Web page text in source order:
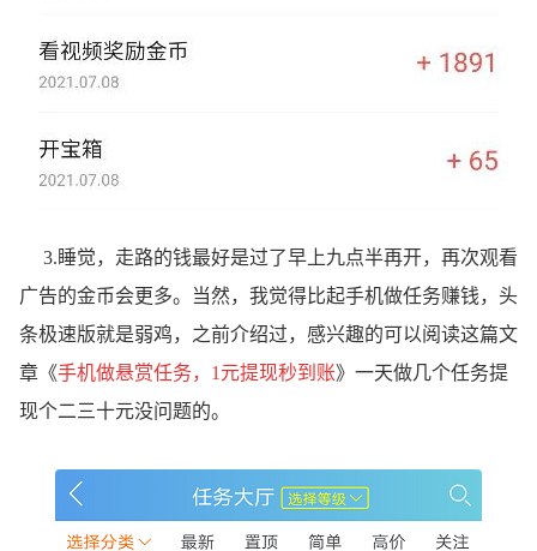
3.睡觉，走路的钱最好是过了早上九点半再开，再次观看
广告的金币会更多。当然，我觉得比起手机做任务赚钱，头
条极速版就是弱鸡，之前介绍过，感兴趣的可以阅读这篇文
章《手机做悬赏任务，1元提现秒到账》一天做几个任务提
现个二三十元没问题的。